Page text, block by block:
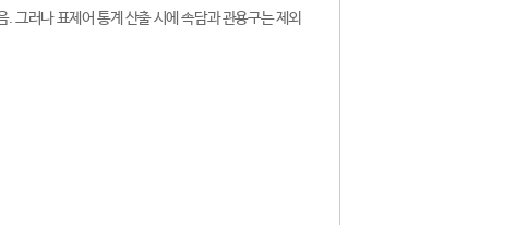
그러나 표제어 통계 산출 시에 속담과 관용구는 제외